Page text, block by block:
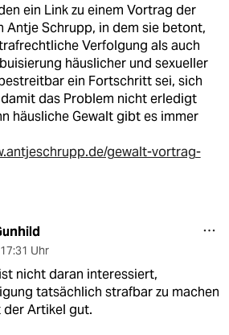
ein Link zu einem Vortrag der
Antje Schrupp, in dem sie betont,
Verfolgung als auch
häuslicher und sexueller
ein Fortschritt sei, sich
das Problem nicht erledigt
häusliche Gewalt gibt es immer
gewalt-vortrag-
17:31 Uhr
nicht daran interessiert,
tatsächlich strafbar zu machen
der Artikel gut.